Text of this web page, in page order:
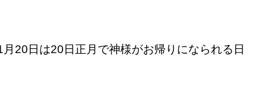
20日は20日正月で神様がお帰りになられる日